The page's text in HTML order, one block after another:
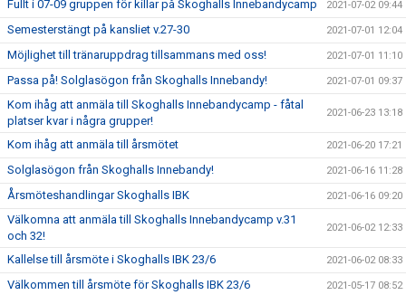
Fullt i 07-09 gruppen för killar på Skoghalls Innebandycamp 2021-07-02 09:44
Semesterstängt på kansliet v.27-30 2021-07-01 12:04
Möjlighet till tränaruppdrag tillsammans med oss! 2021-07-01 11:10
Passa på! Solglasögon från Skoghalls Innebandy! 2021-07-01 09:37
Kom ihåg att anmäla till Skoghalls Innebandycamp - fåtal
platser kvar i några grupper!
2021-06-23 13:18
Kom ihåg att anmäla till årsmötet 2021-06-20 17:21
Solglasögon från Skoghalls Innebandy! 2021-06-16 11:28
Årsmöteshandlingar Skoghalls IBK 2021-06-16 09:20
Välkomna att anmäla till Skoghalls Innebandycamp v.31
och 32!
2021-06-02 12:33
Kallelse till årsmöte i Skoghalls IBK 23/6 2021-06-02 08:33
Välkommen till årsmöte för Skoghalls IBK 23/6 2021-05-17 08:52